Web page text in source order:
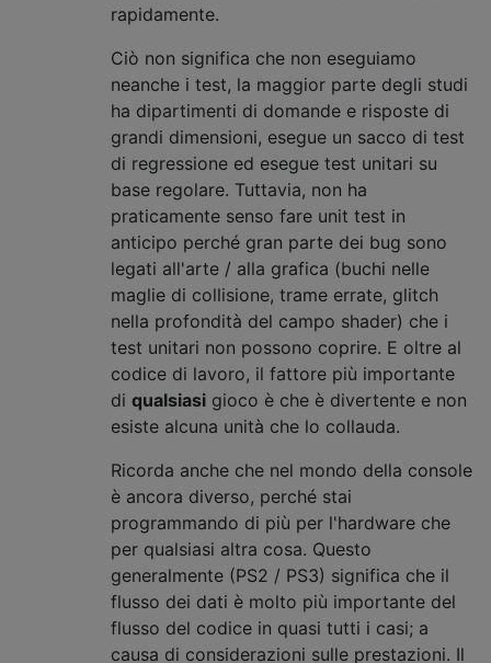
rapidamente.
Ciò non significa che non eseguiamo
neanche i test, la maggior parte degli studi
ha dipartimenti di domande e risposte di
grandi dimensioni, esegue un sacco di test
di regressione ed esegue test unitari su
base regolare. Tuttavia, non ha
praticamente senso fare unit test in
anticipo perché gran parte dei bug sono
legati all'arte / alla grafica (buchi nelle
maglie di collisione, trame errate, glitch
nella profondità del campo shader) che i
test unitari non possono coprire. E oltre al
codice di lavoro, il fattore più importante
di qualsiasi gioco è che è divertente e non
esiste alcuna unità che lo collauda.
Ricorda anche che nel mondo della console
è ancora diverso, perché stai
programmando di più per l'hardware che
per qualsiasi altra cosa. Questo
generalmente (PS2 / PS3) significa che il
flusso dei dati è molto più importante del
flusso del codice in quasi tutti i casi; a
causa di considerazioni sulle prestazioni. Il